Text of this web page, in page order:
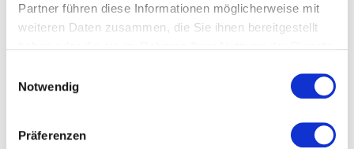
Partner führen diese Informationen möglicherweise mit
weiteren Daten zusammen, die Sie ihnen bereitgestellt
Cookies, wenn Sie unsere Webseite weiterhin nutzen.
Notwendig
Präferenzen